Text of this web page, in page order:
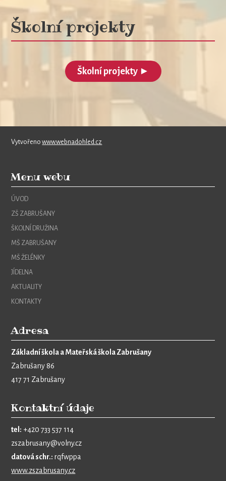
Školní projekty
Školní projekty ►
Vytvořenowww.webnadohled.cz
Menu webu
ÚVOD
ZŠ ZABRUŠANY
ŠKOLNÍ DRUŽINA
MŠ ZABRUŠANY
MŠ ŽELÉNKY
JÍDELNA
AKTUALITY
KONTAKTY
Adresa
Základní škola a Mateřská škola Zabrušany
Zabrušany 86
417 71 Zabrušany
Kontaktní údaje
tel: +420 733 537 114
zszabrusany@volny.cz
datová schr.: rqfwppa
www.zszabrusany.cz